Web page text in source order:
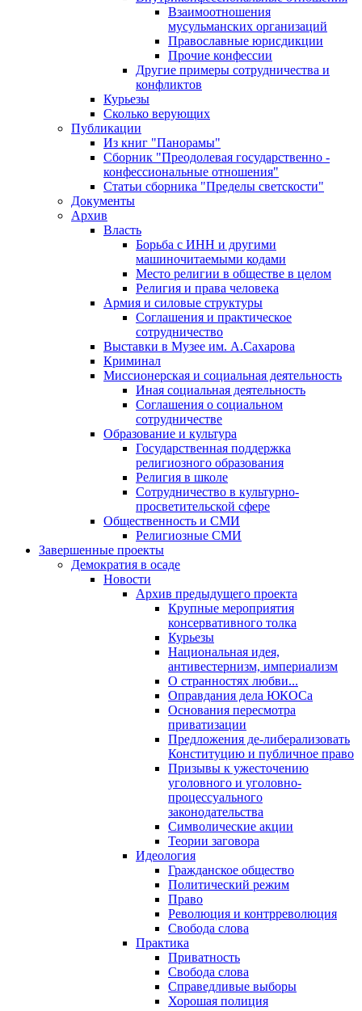
Взаимоотношения
мусульманских организаций
Православные юрисдикции
Прочие конфессии
Другие примеры сотрудничества и
конфликтов
Курьезы
Сколько верующих
Публикации
Из книг "Панорамы"
Сборник "Преодолевая государственно -
конфессиональные отношения"
Статьи сборника "Пределы светскости"
Документы
Архив
Власть
Борьба с ИНН и другими
машиночитаемыми кодами
Место религии в обществе в целом
Религия и права человека
Армия и силовые структуры
Соглашения и практическое
сотрудничество
Выставки в Музее им. А.Сахарова
Криминал
Миссионерская и социальная деятельность
Иная социальная деятельность
Соглашения о социальном
сотрудничестве
Образование и культура
Государственная поддержка
религиозного образования
Религия в школе
Сотрудничество в культурно-
просветительской сфере
Общественность и СМИ
Религиозные СМИ
Завершенные проекты
Демократия в осаде
Новости
Архив предыдущего проекта
Крупные мероприятия
консервативного толка
Курьезы
Национальная идея,
антивестернизм, империализм
О странностях любви...
Оправдания дела ЮКОСа
Основания пересмотра
приватизации
Предложения де-либерализовать
Конституцию и публичное право
Призывы к ужесточению
уголовного и уголовно-
процессуального
законодательства
Символические акции
Теории заговора
Идеология
Гражданское общество
Политический режим
Право
Революция и контрреволюция
Свобода слова
Практика
Приватность
Свобода слова
Справедливые выборы
Хорошая полиция